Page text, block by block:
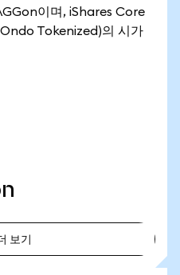
이며, iShares Core
Tokenized)의 시가
보기